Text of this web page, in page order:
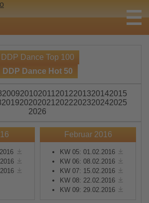
DDP Dance Top 100
DDP Dance Hot 50
200920102011 2012201320142015
201920202021 2022202320242025
2026
Februar 2016
KW 05: 01.02.2016
KW 06: 08.02.2016
KW 07: 15.02.2016
KW 08: 22.02.2016
KW 09: 29.02.2016